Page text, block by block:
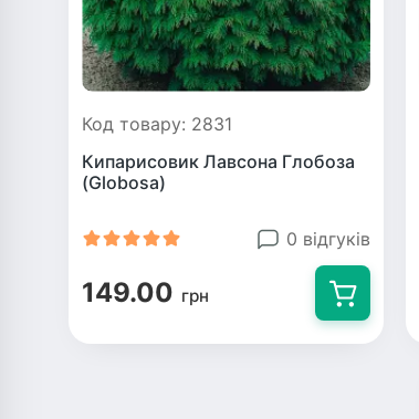
Код товару: 2831
Кипарисовик Лавсона Глобоза
(Globosa)
0 відгуків
149.00 грн